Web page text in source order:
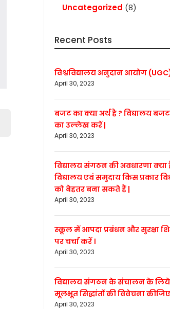
Uncategorized (8)
Recent Posts
विश्वविद्यालय अनुदान आयोग
April 30, 2023
बजट का क्या अर्थ है ? विद्यालय बजट
का उल्लेख करें |
April 30, 2023
विद्यालय संगठन की अवधारणा क्या
विद्यालय एवं समुदाय किस प्रकार
को बेहतर बना सकते हैं |
April 30, 2023
स्कूल में आपदा प्रबंधन और सुरक्षा
पर चर्चा करें ।
April 30, 2023
विद्यालय संगठन के संचालन के लिये
मूलभूत सिद्धांतों की विवेचना
April 30, 2023